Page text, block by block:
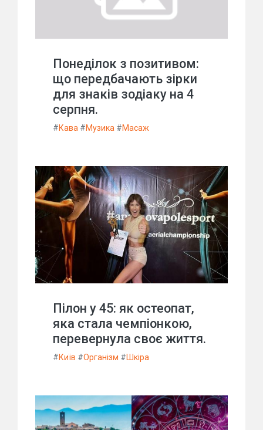
Понеділок з позитивом:
що передбачають зірки
для знаків зодіаку на 4
серпня.
#Кава #Музика #Масаж
Пілон у 45: як остеопат,
яка стала чемпіонкою,
перевернула своє життя.
#Київ #Організм #Шкіра